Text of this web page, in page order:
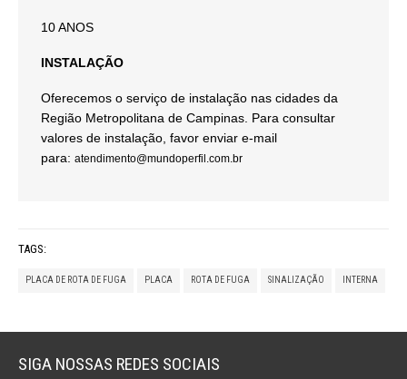
10 ANOS
INSTALAÇÃO
Oferecemos o serviço de instalação nas cidades da
Região Metropolitana de Campinas. Para consultar
valores de instalação, favor enviar e-mail
para: atendimento@mundoperfil.com.br
TAGS:
PLACA DE ROTA DE FUGA PLACA ROTA DE FUGA SINALIZAÇÃO INTERNA
SIGA NOSSAS REDES SOCIAIS